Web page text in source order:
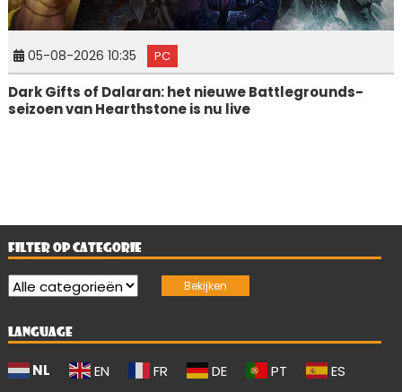
05-08-2026 10:35 PC
Dark Gifts of Dalaran: het nieuwe Battlegrounds-
seizoen van Hearthstone is nu live
FILTER OP CATEGORIE
LANGUAGE
NL EN FR DE PT ES